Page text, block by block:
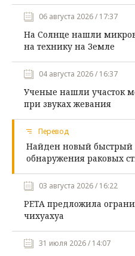
06 августа 2026 / 17:37
На Солнце нашли
на технику на Земле
04 августа 2026 / 16:37
Ученые нашли участок
при звуках жевания
Перевод
Найден новый быстрый
обнаружения раковых
03 августа 2026 / 16:22
PETA предложила
чихуахуа
31 июля 2026 / 14:07